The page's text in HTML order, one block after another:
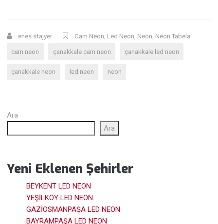
enes stajyer Cam Neon, Led Neon, Neon, Neon Tabela
cam neon çanakkale cam neon çanakkale led neon
çanakkale neon led neon neon
Ara
Ara
Yeni Eklenen Şehirler
BEYKENT LED NEON
YEŞİLKÖY LED NEON
GAZİOSMANPAŞA LED NEON
BAYRAMPAŞA LED NEON